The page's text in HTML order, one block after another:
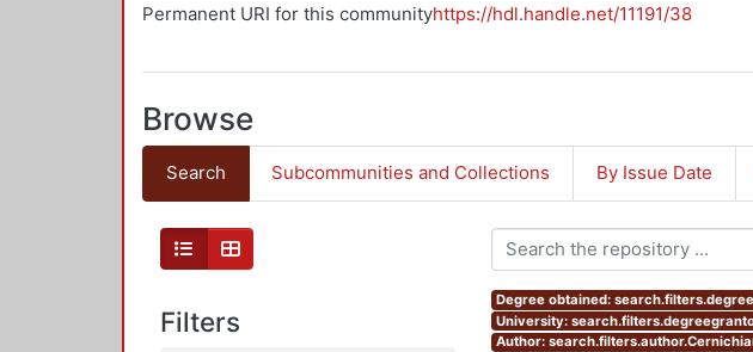
Permanent URI for this communityhttps://hdl.handle.net/11191/38
Browse
Search Subcommunities and Collections By Issue Date
Filters
Degree obtained:
University:
Author: